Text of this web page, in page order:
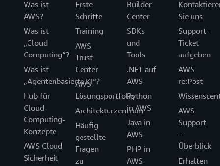
Was ist
AWS?
Was ist
„Cloud
Computing“?
Was ist
„Agentenbasierte KI“?
Hub für
Cloud-
Computing-
Konzepte
AWS Cloud
Sicherheit
Erste
Schritte
Training
AWS
Trust
Center
AWS-
Lösungsportfolio
Architekturzentrum
Häufig
gestellte
Fragen
zu
Builder
Center
SDKs
und
Tools
.NET auf
AWS
Python
in AWS
Java in
AWS
PHP in
AWS
Sie uns
Support-
Ticket
aufgeben
AWS
re:Post
AWS
Support
–
Überblick
Erhalten